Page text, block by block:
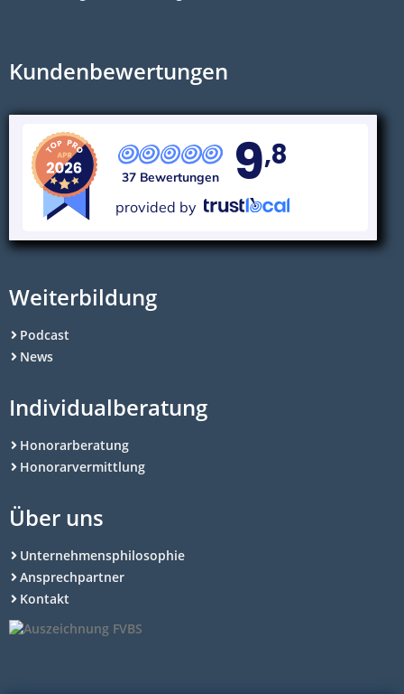
Kundenbewertungen
37 Bewertungen 9,8
provided by
Weiterbildung
Podcast
News
Individualberatung
Honorarberatung
Honorarvermittlung
Über uns
Unternehmensphilosophie
Ansprechpartner
Kontakt